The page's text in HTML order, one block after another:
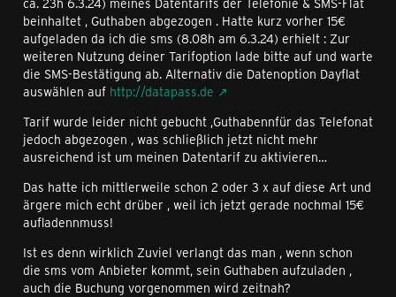
beinhaltet , Guthaben abgezogen . Hatte kurz vorher 15€
aufgeladen da ich die sms (8.08h am 6.3.24) erhielt : Zur
weiteren Nutzung deiner Tarifoption lade bitte auf und warte
die SMS-Bestätigung ab. Alternativ die Datenoption Dayflat
auswählen auf http://datapass.de
Tarif wurde leider nicht gebucht ,Guthabennfür das Telefonat
jedoch abgezogen , was schließlich jetzt nicht mehr
ausreichend ist um meinen Datentarif zu aktivieren…
Das hatte ich mittlerweile schon 2 oder 3 x auf diese Art und
ärgere mich echt drüber , weil ich jetzt gerade nochmal 15€
aufladennmuss!
Ist es denn wirklich Zuviel verlangt das man , wenn schon
die sms vom Anbieter kommt, sein Guthaben aufzuladen ,
auch die Buchung vorgenommen wird zeitnah?